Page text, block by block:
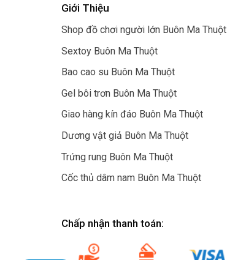
Giới Thiệu
Shop đồ chơi người lớn Buôn Ma Thuột
Sextoy Buôn Ma Thuột
Bao cao su Buôn Ma Thuột
Gel bôi trơn Buôn Ma Thuột
Giao hàng kín đáo Buôn Ma Thuột
Dương vật giả Buôn Ma Thuột
Trứng rung Buôn Ma Thuột
Cốc thủ dâm nam Buôn Ma Thuột
Chấp nhận thanh toán: